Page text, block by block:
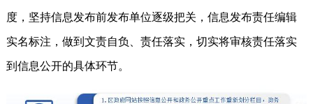
度，坚持信息发布前发布单位逐级把关，信息发布责任编辑
实名标注，做到文责自负、责任落实，切实将审核责任落实
到信息公开的具体环节。